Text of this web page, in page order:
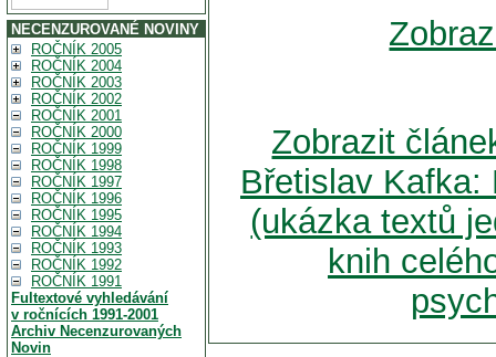
NECENZUROVANÉ NOVINY
ROČNÍK 2005
ROČNÍK 2004
ROČNÍK 2003
ROČNÍK 2002
ROČNÍK 2001
ROČNÍK 2000
ROČNÍK 1999
ROČNÍK 1998
ROČNÍK 1997
ROČNÍK 1996
ROČNÍK 1995
ROČNÍK 1994
ROČNÍK 1993
ROČNÍK 1992
ROČNÍK 1991
Fultextové vyhledávání
v ročnících 1991-2001
Archiv Necenzurovaných
Novin
Zobrazit
Břetislav Kafka:
(ukázka textů
knih